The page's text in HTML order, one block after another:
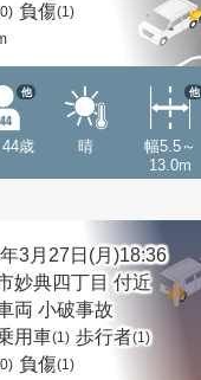
負傷(1)
歳
他
晴
幅5.5～
13.0m
他
3月27日(月)18:36
妙典四丁目 付近
両 小破事故
用車(1) 歩行者(1)
負傷(1)